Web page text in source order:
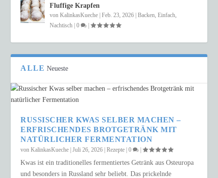
Fluffige Krapfen
vonKalinkasKueche |Feb. 23, 2026 |Backen ,Einfach
Nachtisch |0 |
ALLE Neueste
RUSSISCHER KWAS SELBER MACHEN –
ERFRISCHENDES BROTGETRÄNK MIT
NATÜRLICHER FERMENTATION
vonKalinkasKueche |Juli 26, 2026 |Rezepte |0 |
Kwas ist ein traditionelles fermentiertes Getränk aus Osteuropa
und besonders in Russland sehr beliebt. Das prickelnde